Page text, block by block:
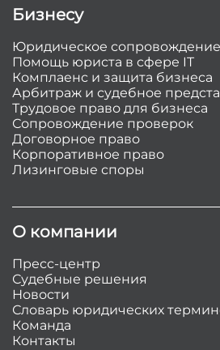
Бизнесу
Юридическое
Помощь юриста в сфере IT
Комплаенс и защита бизнеса
Арбитраж и судебное
Трудовое право для бизнеса
Сопровождение проверок
Договорное право
Корпоративное право
Лизинговые споры
О компании
Пресс-центр
Судебные решения
Новости
Словарь юридических
Команда
Контакты